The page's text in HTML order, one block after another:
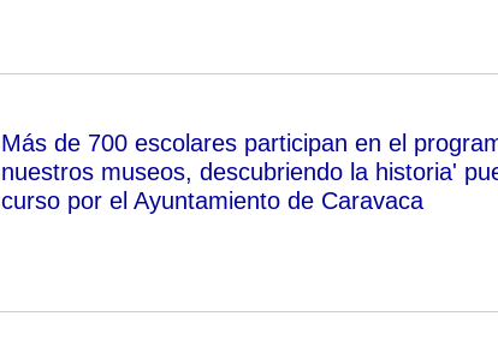
Más de 700 escolares participan en el
nuestros museos, descubriendo la historia'
curso por el Ayuntamiento de Caravaca